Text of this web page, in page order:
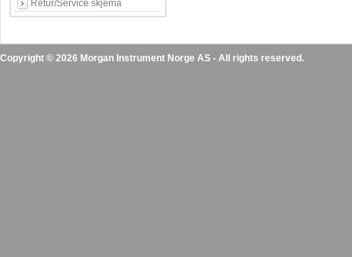
Retur/Service skjema
Copyright © 2026 Morgan Instrument Norge AS - All rights reserved.